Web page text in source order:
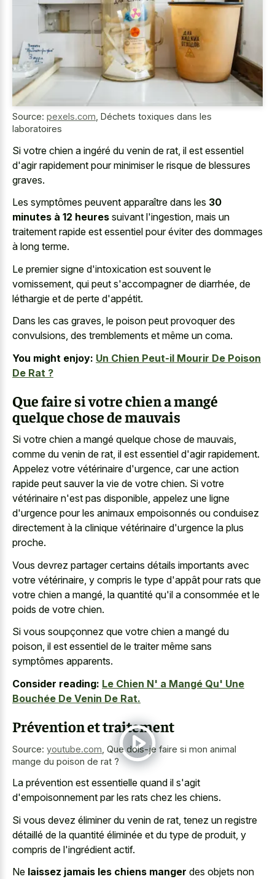
Source: pexels.com Déchets toxiques dans les
laboratoires
Si votre chien a ingéré du venin de rat, il est essentiel
d'agir rapidement pour minimiser le risque de blessures
graves.
Les symptômes peuvent apparaître dans les 30
minutes à 12 heures suivant l'ingestion, mais un
traitement rapide est essentiel pour éviter des dommages
à long terme.
Le premier signe d'intoxication est souvent le
vomissement, qui peut s'accompagner de diarrhée, de
léthargie et de perte d'appétit.
Dans les cas graves, le poison peut provoquer des
convulsions, des tremblements et même un coma.
You might enjoy: Un Chien Peut-il Mourir De Poison
De Rat ?
Que faire si votre chien a mangé
quelque chose de mauvais
Si votre chien a mangé quelque chose de mauvais,
comme du venin de rat, il est essentiel d'agir rapidement.
Appelez votre vétérinaire d'urgence, car une action
rapide peut sauver la vie de votre chien. Si votre
vétérinaire n'est pas disponible, appelez une ligne
d'urgence pour les animaux empoisonnés ou conduisez
directement à la clinique vétérinaire d'urgence la plus
proche.
Vous devrez partager certains détails importants avec
votre vétérinaire, y compris le type d'appât pour rats que
votre chien a mangé, la quantité qu'il a consommée et le
poids de votre chien.
Si vous soupçonnez que votre chien a mangé du
poison, il est essentiel de le traiter même sans
symptômes apparents.
Consider reading: Le Chien N' a Mangé Qu' Une
Bouchée De Venin De Rat.
Prévention et traitement
Source: youtube.com Que dois-je faire si mon animal
mange du poison de rat ?
La prévention est essentielle quand il s'agit
d'empoisonnement par les rats chez les chiens.
Si vous devez éliminer du venin de rat, tenez un registre
détaillé de la quantité éliminée et du type de produit, y
compris de l'ingrédient actif.
Ne laissez jamais les chiens manger des objets non